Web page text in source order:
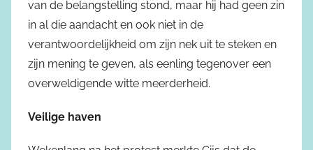
van de belangstelling stond, maar hij had geen zin
in al die aandacht en ook niet in de
verantwoordelijkheid om zijn nek uit te steken en
zijn mening te geven, als eenling tegenover een
overweldigende witte meerderheid.
Veilige haven